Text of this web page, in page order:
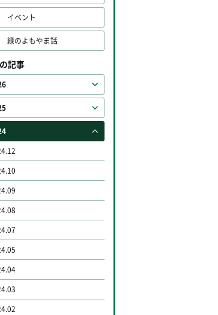
イベント
緑のよもやま話
記事